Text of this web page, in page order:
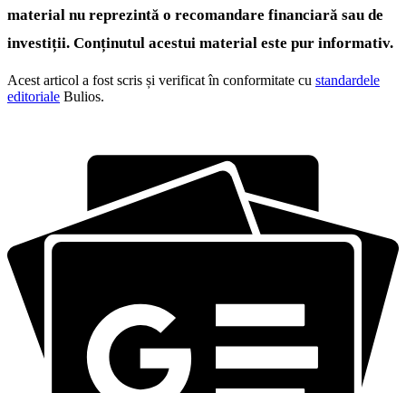
material nu reprezintă o recomandare financiară sau de
investiții. Conținutul acestui material este pur informativ.
Acest articol a fost scris și verificat în conformitate cu standardele
editoriale Bulios.